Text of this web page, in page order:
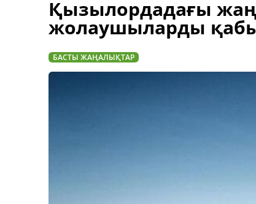
Қызылордадағы
жолаушыларды
БАСТЫ ЖАҢАЛЫҚТАР